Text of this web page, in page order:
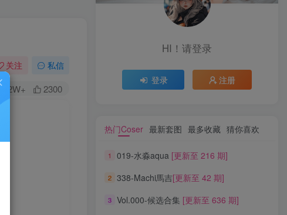
关注 私信
2W+ 2300
HI！请登录
登录 注册
热门Coser 最新套图 最多收藏 猜你喜欢
1 019-水淼aqua [更新至 216 期]
2 338-Machi馬吉[更新至 42 期]
3 Vol.000-候选合集 [更新至 636 期]
HI！请登录
登录 注册
热门Coser 最新套图 最多收藏 猜你喜欢
1 019-水淼aqua [更新至 216 期]
2 338-Machi馬吉[更新至 42 期]
3 Vol.000-候选合集 [更新至 636 期]